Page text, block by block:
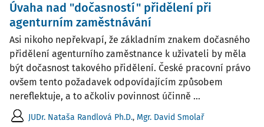
Úvaha nad "dočasností" přidělení při
agenturním zaměstnávání
Asi nikoho nepřekvapí, že základním znakem dočasného
přidělení agenturního zaměstnance k uživateli by měla
být dočasnost takového přidělení. České pracovní právo
ovšem tento požadavek odpovídajícím způsobem
nereflektuje, a to ačkoliv povinnost účinně ...
JUDr. Nataša Randlová Ph.D., Mgr. David Smolař